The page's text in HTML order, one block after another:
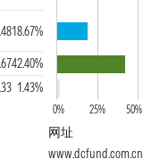
18.67%
42.40%
1.43%
0% 25% 50%
网址
www.dcfund.com.cn